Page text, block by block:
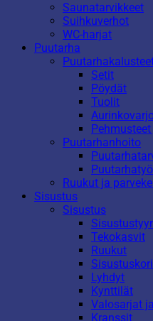
Saunatarvikkeet
Suihkuverhot
WC-harjat
Puutarha
Setit
Pöydät
Tuolit
Puutarhanhoito
Ruukut ja
Sisustus
Sisustus
Tekokasvit
Ruukut
Lyhdyt
Kynttilät
Valosarjat
Kranssit